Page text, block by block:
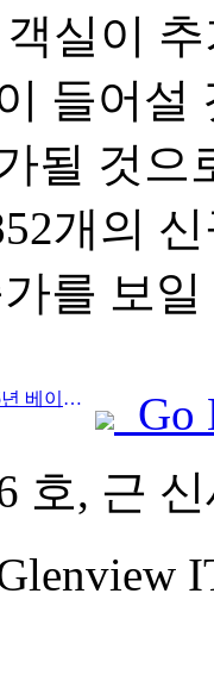
실이
들어설
될 것으
개의
를 보
Prev:베이징시 문화관광국: 2025년 베이징을 방문하는 외국인 관광객 수는 548만 명으로 전년 대비 39% 증가할 것으로 예상됩니다.
Go
호, 근